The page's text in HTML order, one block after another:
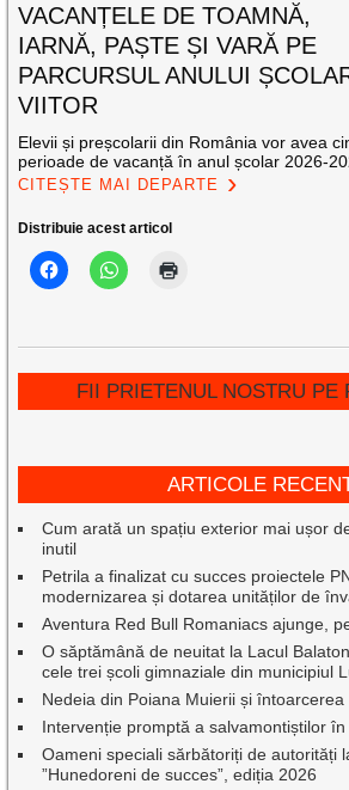
VACANȚELE DE TOAMNĂ,
IARNĂ, PAȘTE ȘI VARĂ PE
PARCURSUL ANULUI
VIITOR
Elevii și preșcolarii din România vor avea
perioade de vacanță în anul școlar 2026-
CITEȘTE MAI DEPARTE
Distribuie acest articol
FII PRIETENUL NOSTRU PE
ARTICOLE
Cum arată un spațiu exterior mai ușor
inutil
Petrila a finalizat cu succes proiectele
modernizarea și dotarea unităților de
Aventura Red Bull Romaniacs ajunge,
O săptămână de neuitat la Lacul
cele trei școli gimnaziale din municipiul
Nedeia din Poiana Muierii și
Intervenție promptă a salvamontiștilor
Oameni speciali sărbătoriți de autorități
”Hunedoreni de succes”, ediția 2026